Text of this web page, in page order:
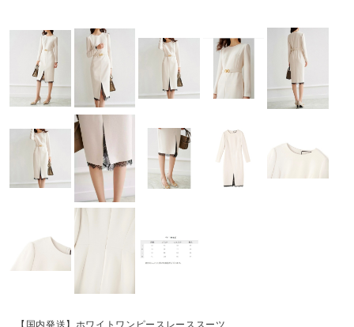
【国内発送】ホワイトワンピースレーススーツ